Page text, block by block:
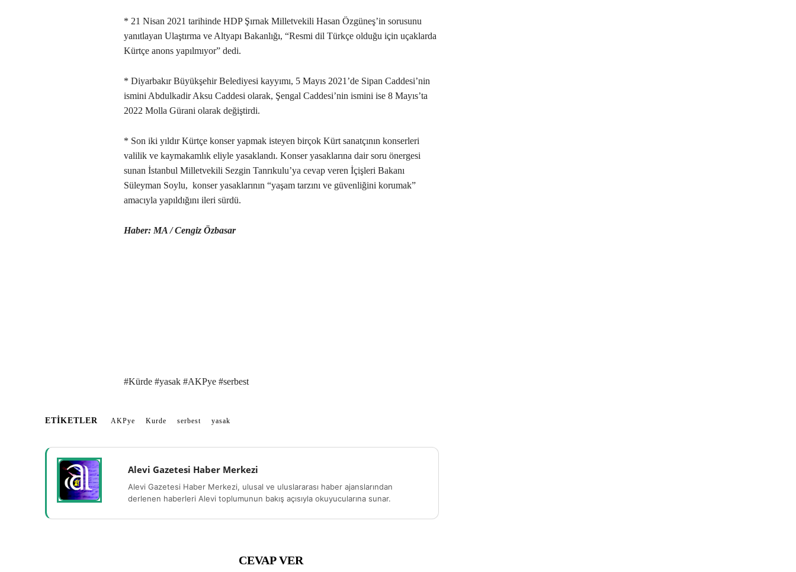
* 21 Nisan 2021 tarihinde HDP Şırnak Milletvekili Hasan Özgüneş’in sorusunu
yanıtlayan Ulaştırma ve Altyapı Bakanlığı, “Resmi dil Türkçe olduğu için uçaklarda
Kürtçe anons yapılmıyor” dedi.
* Diyarbakır Büyükşehir Belediyesi kayyımı, 5 Mayıs 2021’de Sipan Caddesi’nin
ismini Abdulkadir Aksu Caddesi olarak, Şengal Caddesi’nin ismini ise 8 Mayıs’ta
2022 Molla Gürani olarak değiştirdi.
* Son iki yıldır Kürtçe konser yapmak isteyen birçok Kürt sanatçının konserleri
valilik ve kaymakamlık eliyle yasaklandı. Konser yasaklarına dair soru önergesi
sunan İstanbul Milletvekili Sezgin Tanrıkulu’ya cevap veren İçişleri Bakanı
Süleyman Soylu, konser yasaklarının “yaşam tarzını ve güvenliğini korumak”
amacıyla yapıldığını ileri sürdü.
Haber: MA / Cengiz Özbasar
#Kürde #yasak #AKPye #serbest
ETIKETLER AKPye Kurde serbest yasak
Alevi Gazetesi Haber Merkezi
Alevi Gazetesi Haber Merkezi, ulusal ve uluslararası haber ajanslarından
derlenen haberleri Alevi toplumunun bakış açısıyla okuyucularına sunar.
CEVAP VER